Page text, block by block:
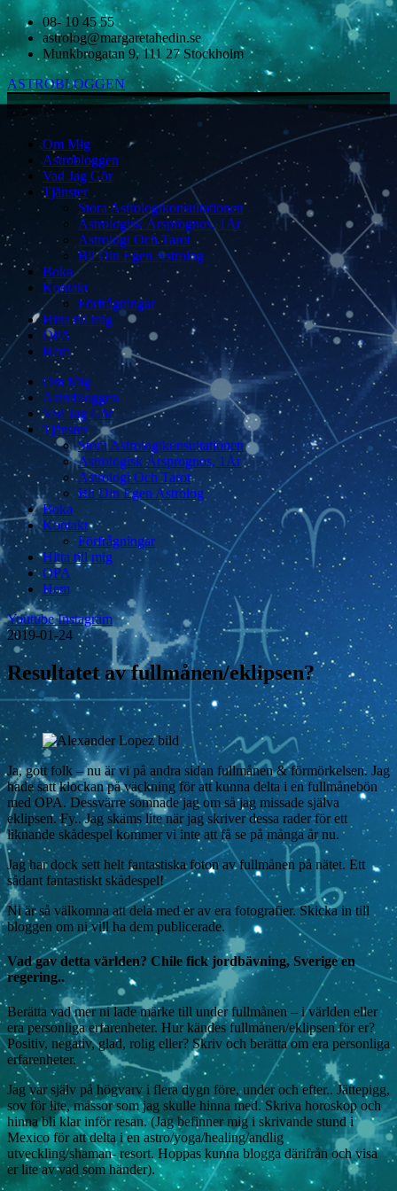
08- 10 45 55
astrolog@margaretahedin.se
Munkbrogatan 9, 111 27 Stockholm
ASTROBLOGGEN
Om Mig
Astrobloggen
Vad Jag Gör
Tjänster
Stora Astrologikonsultationen
Astrologisk Årsprognos, 1År
Astrologi Och Tarot
Bli Din Egen Astrolog
Boka
Kontakt
Förfrågningar
Hitta till mig
OPA
Hem
Om Mig
Astrobloggen
Vad Jag Gör
Tjänster
Stora Astrologikonsultationen
Astrologisk Årsprognos, 1År
Astrologi Och Tarot
Bli Din Egen Astrolog
Boka
Kontakt
Förfrågningar
Hitta till mig
OPA
Hem
Youtube Instagram
2019-01-24
Resultatet av fullmånen/eklipsen?
Ja, gott folk – nu är vi på andra sidan fullmånen & förmörkelsen. Jag
hade satt klockan på väckning för att kunna delta i en fullmånebön
med OPA. Dessvärre somnade jag om så jag missade själva
eklipsen. Fy.. Jag skäms lite när jag skriver dessa rader för ett
liknande skådespel kommer vi inte att få se på många år nu.
Jag har dock sett helt fantastiska foton av fullmånen på nätet. Ett
sådant fantastiskt skådespel!
Ni är så välkomna att dela med er av era fotografier. Skicka in till
bloggen om ni vill ha dem publicerade.
Vad gav detta världen? Chile fick jordbävning, Sverige en
regering..
Berätta vad mer ni lade märke till under fullmånen – i världen eller
era personliga erfarenheter. Hur kändes fullmånen/eklipsen för er?
Positiv, negativ, glad, rolig eller? Skriv och berätta om era personliga
erfarenheter.
Jag var själv på högvarv i flera dygn före, under och efter.. Jättepigg,
sov för lite, massor som jag skulle hinna med. Skriva horoskop och
hinna bli klar inför resan. (Jag befinner mig i skrivande stund i
Mexico för att delta i en astro/yoga/healing/andlig
utveckling/shaman- resort. Hoppas kunna blogga därifrån och visa
er lite av vad som händer).